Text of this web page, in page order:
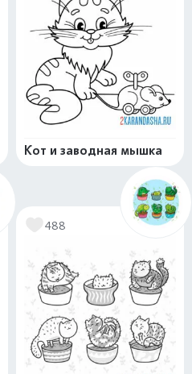
Кот и заводная мышка
488